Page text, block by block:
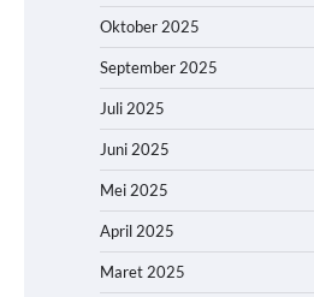
Oktober 2025
September 2025
Juli 2025
Juni 2025
Mei 2025
April 2025
Maret 2025